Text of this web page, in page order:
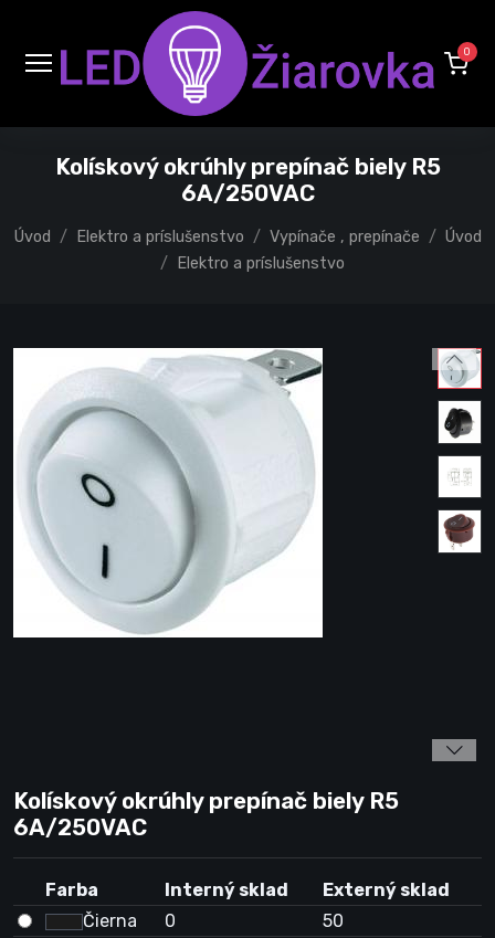
0
Kolískový okrúhly prepínač biely R5
6A/250VAC
Úvod Elektro a príslušenstvo Vypínače , prepínače
Úvod
Elektro a príslušenstvo
Kolískový okrúhly prepínač biely R5
6A/250VAC
Farba Interný sklad
Externý sklad
Čierna
0
50